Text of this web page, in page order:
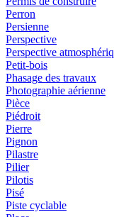
Perron
Persienne
Perspective
Perspective
Petit-bois
Phasage des travaux
Photographie aérienne
Pièce
Piédroit
Pierre
Pignon
Pilastre
Pilier
Pilotis
Pisé
Piste cyclable